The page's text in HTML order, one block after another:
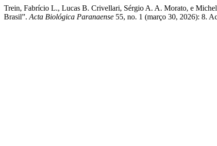
Trein, Fabrício L., Lucas B. Crivellari, Sérgio A. A. Morato, e
Brasil”. Acta Biológica Paranaense 55, no. 1 (março 30, 2026): 8.